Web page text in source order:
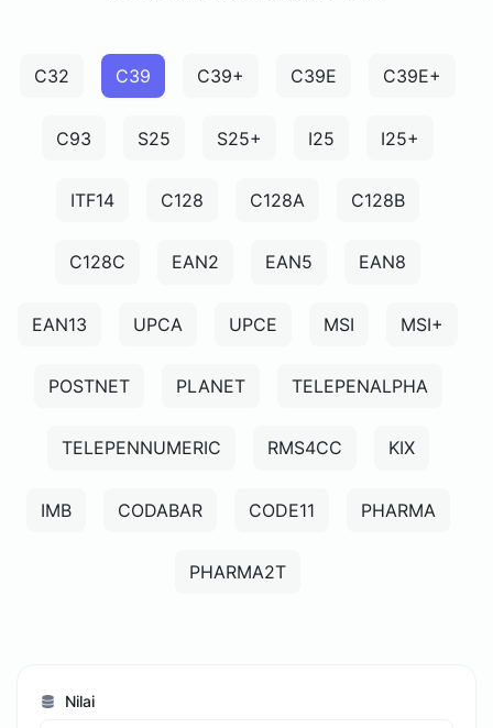
C32 C39 C39+ C39E C39E+
C93 S25 S25+ I25 I25+
ITF14 C128 C128A C128B
C128C EAN2 EAN5 EAN8
EAN13 UPCA UPCE MSI MSI+
POSTNET PLANET TELEPENALPHA
TELEPENNUMERIC RMS4CC KIX
IMB CODABAR CODE11 PHARMA
PHARMA2T
Nilai